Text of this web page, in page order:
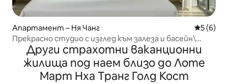
Апартамент – Ня Чанг Средна
5 (6)
Прекрасно студио с изглед към залеза и басейн\
Център на града
Други страхотни ваканционни
жилища под наем близо до Лоте
Март Нха Транг Голд Кост